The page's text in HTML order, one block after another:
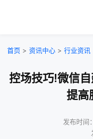
首页 > 资讯中心 > 行业资讯
控场技巧!微信
提高
发布时间